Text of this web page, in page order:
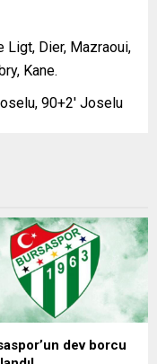
Ligt, Dier, Mazraoui,
Kane.
90+2′ Joselu
dev borcu